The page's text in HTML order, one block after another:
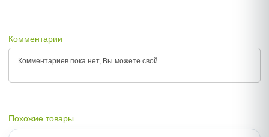
Комментарии
Комментариев пока нет, Вы можете свой.
Похожие товары